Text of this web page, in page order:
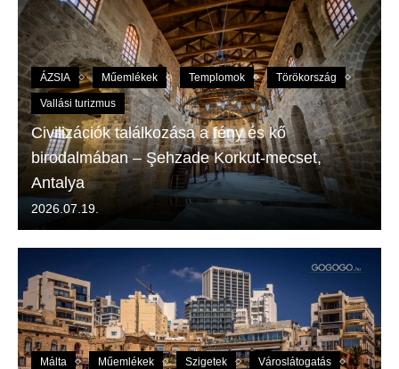
ÁZSIA Műemlékek Templomok Törökország
Vallási turizmus
Civilizációk találkozása a fény és kő
birodalmában – Şehzade Korkut-mecset,
Antalya
2026.07.19.
Málta Műemlékek Szigetek Városlátogatás